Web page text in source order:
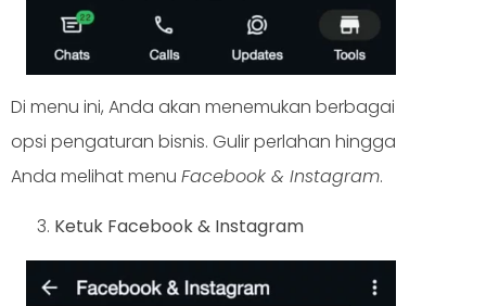
Di menu ini, Anda akan menemukan berbagai
opsi pengaturan bisnis. Gulir perlahan hingga
Anda melihat menu Facebook & Instagram.
Ketuk Facebook & Instagram